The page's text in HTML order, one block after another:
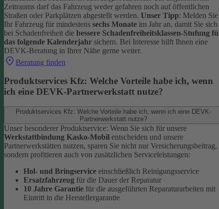
Zeitraums darf das Fahrzeug weder gefahren noch auf öffentlichen
Straßen oder Parkplätzen abgestellt werden. Unser Tipp: Melden Sie
Ihr Fahrzeug für mindestens sechs Monate im Jahr an, damit Sie sich
bei Schadenfreiheit die bessere Schadenfreiheitsklassen-Stufung
das folgende Kalenderjahr sichern. Bei Interesse hilft Ihnen eine
DEVK-Beratung in Ihrer Nähe gerne weiter.
Beratung finden
Produktservices Kfz: Welche Vorteile habe ich, wenn
ich eine DEVK-Partnerwerkstatt nutze?
Produktservices Kfz: Welche Vorteile habe ich, wenn ich eine DEVK-
Partnerwerkstatt nutze?
Unser besonderer Produktservice: Wenn Sie sich für unsere
Werkstattbindung Kasko-Mobil entscheiden und unsere
Partnerwerkstätten nutzen, sparen Sie nicht nur Versicherungsbeitrag,
sondern profitieren auch von zusätzlichen Serviceleistungen:
Hol- und Bringservice einschließlich Reinigungsservice
Ersatzfahrzeug für die Dauer der Reparatur
10 Jahre Garantie für die ausgeführten Reparaturarbeiten mit
Eintritt in die Herstellergarantie